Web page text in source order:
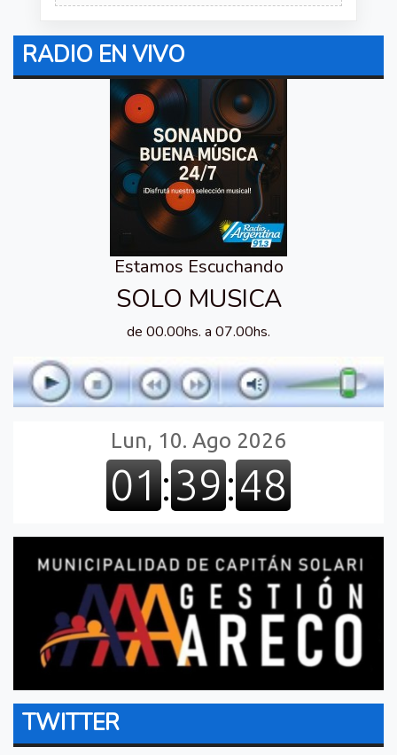
RADIO EN VIVO
Estamos Escuchando
SOLO MUSICA
de 00.00hs. a 07.00hs.
TWITTER